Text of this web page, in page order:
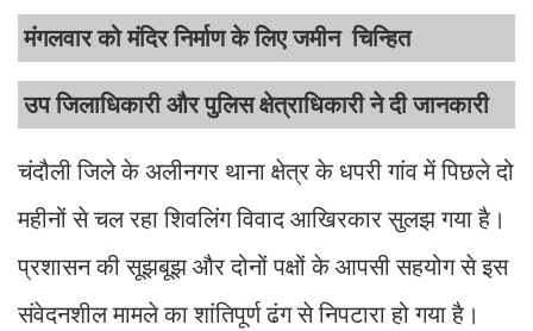
मंगलवार को मंदिर निर्माण के लिए जमीन चिन्हित
उप जिलाधिकारी और पुलिस क्षेत्राधिकारी ने दी जानकारी
चंदौली जिले के अलीनगर थाना क्षेत्र के धपरी गांव में पिछले दो
महीनों से चल रहा शिवलिंग विवाद आखिरकार सुलझ गया है।
प्रशासन की सूझबूझ और दोनों पक्षों के आपसी सहयोग से इस
संवेदनशील मामले का शांतिपूर्ण ढंग से निपटारा हो गया है।